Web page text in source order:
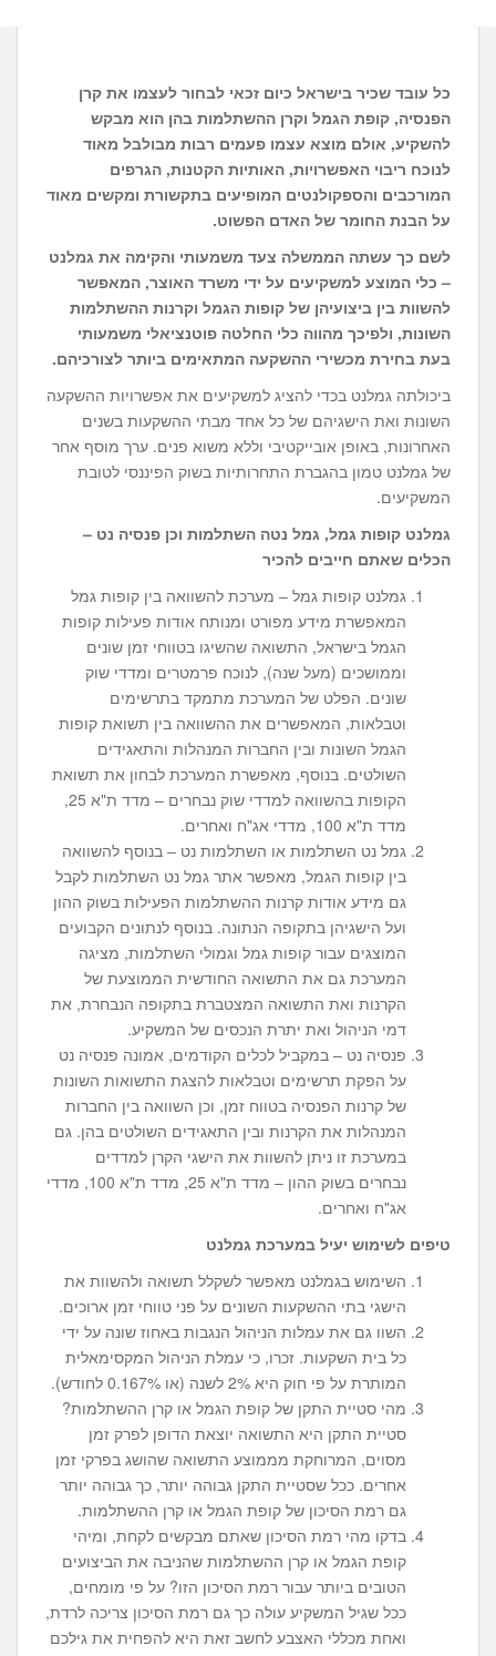
כל עובד שכיר בישראל כיום זכאי לבחור לעצמו את קרן
הפנסיה, קופת הגמל וקרן ההשתלמות בהן הוא מבקש
להשקיע, אולם מוצא עצמו פעמים רבות מבולבל מאוד
לנוכח ריבוי האפשרויות, האותיות הקטנות, הגרפים
המורכבים והספקולנטים המופיעים בתקשורת ומקשים מאוד
על הבנת החומר של האדם הפשוט.
לשם כך עשתה הממשלה צעד משמעותי והקימה את גמלנט
– כלי המוצע למשקיעים על ידי משרד האוצר, המאפשר
להשוות בין ביצועיהן של קופות הגמל וקרנות ההשתלמות
השונות, ולפיכך מהווה כלי החלטה פוטנציאלי משמעותי
בעת בחירת מכשירי ההשקעה המתאימים ביותר לצורכיהם.
ביכולתה גמלנט בכדי להציג למשקיעים את אפשרויות ההשקעה
השונות ואת הישגיהם של כל אחד מבתי ההשקעות בשנים
האחרונות, באופן אובייקטיבי וללא משוא פנים. ערך מוסף אחר
של גמלנט טמון בהגברת התחרותיות בשוק הפיננסי לטובת
המשקיעים.
גמלנט קופות גמל, גמל נטה השתלמות וכן פנסיה נט –
הכלים שאתם חייבים להכיר
גמלנט קופות גמל – מערכת להשוואה בין קופות גמל
המאפשרת מידע מפורט ומנותח אודות פעילות קופות
הגמל בישראל, התשואה שהשיגו בטווחי זמן שונים
וממושכים (מעל שנה), לנוכח פרמטרים ומדדי שוק
שונים. הפלט של המערכת מתמקד בתרשימים
וטבלאות, המאפשרים את ההשוואה בין תשואת קופות
הגמל השונות ובין החברות המנהלות והתאגידים
השולטים. בנוסף, מאפשרת המערכת לבחון את תשואת
הקופות בהשוואה למדדי שוק נבחרים – מדד ת"א 25,
מדד ת"א 100, מדדי אג"ח ואחרים.
גמל נט השתלמות או השתלמות נט – בנוסף להשוואה
בין קופות הגמל, מאפשר אתר גמל נט השתלמות לקבל
גם מידע אודות קרנות ההשתלמות הפעילות בשוק ההון
ועל הישגיהן בתקופה הנתונה. בנוסף לנתונים הקבועים
המוצגים עבור קופות גמל וגמולי השתלמות, מציגה
המערכת גם את התשואה החודשית הממוצעת של
הקרנות ואת התשואה המצטברת בתקופה הנבחרת, את
דמי הניהול ואת יתרת הנכסים של המשקיע.
פנסיה נט – במקביל לכלים הקודמים, אמונה פנסיה נט
על הפקת תרשימים וטבלאות להצגת התשואות השונות
של קרנות הפנסיה בטווח זמן, וכן השוואה בין החברות
המנהלות את הקרנות ובין התאגידים השולטים בהן. גם
במערכת זו ניתן להשוות את הישגי הקרן למדדים
נבחרים בשוק ההון – מדד ת"א 25, מדד ת"א 100, מדדי
אג"ח ואחרים.
טיפים לשימוש יעיל במערכת גמלנט
השימוש בגמלנט מאפשר לשקלל תשואה ולהשוות את
הישגי בתי ההשקעות השונים על פני טווחי זמן ארוכים.
השוו גם את עמלות הניהול הנגבות באחוז שונה על ידי
כל בית השקעות. זכרו, כי עמלת הניהול המקסימאלית
המותרת על פי חוק היא 2% לשנה (או 0.167% לחודש).
מהי סטיית התקן של קופת הגמל או קרן ההשתלמות?
סטיית התקן היא התשואה יוצאת הדופן לפרק זמן
מסוים, המרוחקת מממוצע התשואה שהושג בפרקי זמן
אחרים. ככל שסטיית התקן גבוהה יותר, כך גבוהה יותר
גם רמת הסיכון של קופת הגמל או קרן ההשתלמות.
בדקו מהי רמת הסיכון שאתם מבקשים לקחת, ומיהי
קופת הגמל או קרן ההשתלמות שהניבה את הביצועים
הטובים ביותר עבור רמת הסיכון הזו? על פי מומחים,
ככל שגיל המשקיע עולה כך גם רמת הסיכון צריכה לרדת,
ואחת מכללי האצבע לחשב זאת היא להפחית את גילכם